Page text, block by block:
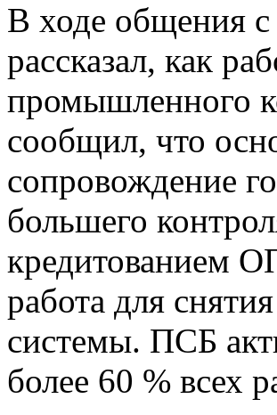
В ходе общения
рассказал, как
промышленного
сообщил, что
сопровождение
большего
кредитованием
работа для
системы. ПСБ
более 60 % всех